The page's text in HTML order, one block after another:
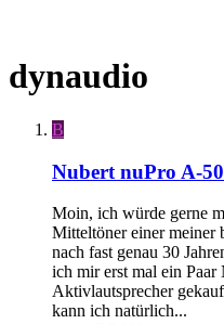
dynaudio
B
Nubert nuPro A-
Moin, ich würde gerne
Mitteltöner einer meiner
nach fast genau 30
ich mir erst mal ein
Aktivlautsprecher
kann ich natürlich...